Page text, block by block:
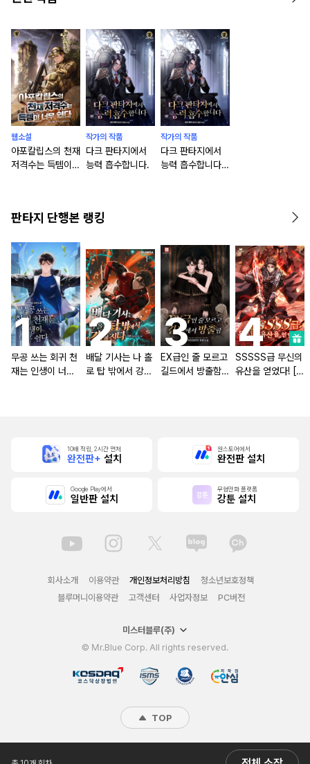
웹소설
아포칼립스의 천재
저격수는 득템이
작가의 작품
다크 판타지에서
능력 흡수합니다.
작가의 작품
다크 판타지에서
능력 흡수합니다.
판타지 단행본 랭킹
무공 쓰는 회귀 천
재는 인생이 너무
배달 기사는 나 홀
로 탑 밖에서 강해
EX급인 줄 모르고
길드에서 방출함
SSSSS급 무신의
유산을 얻었다! [단
10배 적립, 2시간 먼저
완전판+ 설치
원스토어에서
완전판 설치
Google Play에서
일반판 설치
무협만화 플랫폼
강툰 설치
회사소개 이용약관 개인정보처리방침
청소년보호정책
블루머니이용약관
고객센터 사업자정보 PC버전
미스터블루(주)
© Mr.Blue Corp. All rights reserved.
TOP